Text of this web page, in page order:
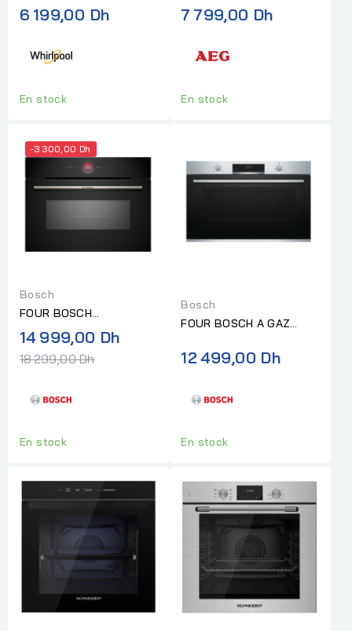
Encastrable
Multifonction Noir
6 199,00 Dh
En stock
Steambake 5000- 9
fcontions 72l
7 799,00 Dh
En stock
-3 300,00 Dh
Bosch
FOUR BOSCH
ENCASTRABLE SERIE 8
14 999,00 DhPrix
18 299,00 Dh
En stock
Bosch
FOUR BOSCH A GAZ
INOX
12 499,00 Dh
En stock